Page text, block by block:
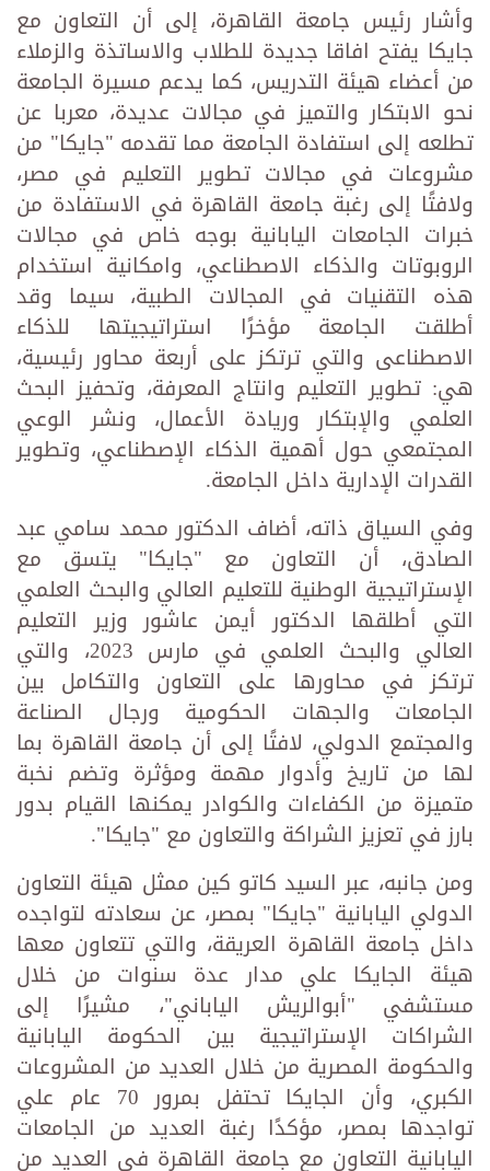
وأشار رئيس جامعة القاهرة، إلى أن التعاون مع
جايكا يفتح افاقا جديدة للطلاب والاساتذة والزملاء
من أعضاء هيئة التدريس، كما يدعم مسيرة الجامعة
نحو الابتكار والتميز في مجالات عديدة، معربا عن
تطلعه إلى استفادة الجامعة مما تقدمه "جايكا" من
مشروعات في مجالات تطوير التعليم في مصر،
ولافتًا إلى رغبة جامعة القاهرة في الاستفادة من
خبرات الجامعات اليابانية بوجه خاص في مجالات
الروبوتات والذكاء الاصطناعي، وامكانية استخدام
هذه التقنيات في المجالات الطبية، سيما وقد
أطلقت الجامعة مؤخرًا استراتيجيتها للذكاء
الاصطناعى والتي ترتكز على أربعة محاور رئيسية،
هي: تطوير التعليم وانتاج المعرفة، وتحفيز البحث
العلمي والإبتكار وريادة الأعمال، ونشر الوعي
المجتمعي حول أهمية الذكاء الإصطناعي، وتطوير
القدرات الإدارية داخل الجامعة.
وفي السياق ذاته، أضاف الدكتور محمد سامي عبد
الصادق، أن التعاون مع "جايكا" يتسق مع
الإستراتيجية الوطنية للتعليم العالي والبحث العلمي
التي أطلقها الدكتور أيمن عاشور وزير التعليم
العالي والبحث العلمي في مارس 2023، والتي
ترتكز في محاورها على التعاون والتكامل بين
الجامعات والجهات الحكومية ورجال الصناعة
والمجتمع الدولي، لافتًا إلى أن جامعة القاهرة بما
لها من تاريخ وأدوار مهمة ومؤثرة وتضم نخبة
متميزة من الكفاءات والكوادر يمكنها القيام بدور
بارز في تعزيز الشراكة والتعاون مع "جايكا".
ومن جانبه، عبر السيد كاتو كين ممثل هيئة التعاون
الدولي اليابانية "جايكا" بمصر، عن سعادته لتواجده
داخل جامعة القاهرة العريقة، والتي تتعاون معها
هيئة الجايكا علي مدار عدة سنوات من خلال
مستشفي "أبوالريش الياباني"، مشيرًا إلى
الشراكات الإستراتيجية بين الحكومة اليابانية
والحكومة المصرية من خلال العديد من المشروعات
الكبري، وأن الجايكا تحتفل بمرور 70 عام علي
تواجدها بمصر، مؤكدًا رغبة العديد من الجامعات
اليابانية التعاون مع جامعة القاهرة في العديد من